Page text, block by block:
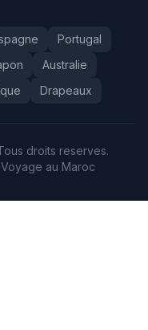
Portugal
Australie
Drapeaux
droits reserves.
Voyage au Maroc